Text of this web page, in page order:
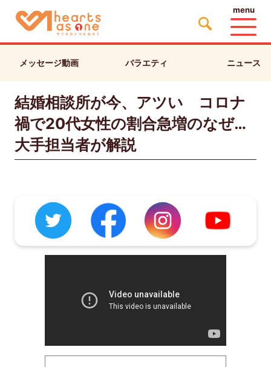
menu
メッセージ動画 バラエティ ニュース
結婚相談所が今、アツい コロナ
禍で20代女性の割合急増のなぜ…
大手担当者が解説